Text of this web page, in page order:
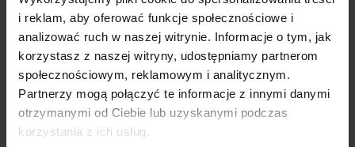
i reklam, aby oferować funkcje społecznościowe i
analizować ruch w naszej witrynie. Informacje o tym, jak
korzystasz z naszej witryny, udostępniamy partnerom
społecznościowym, reklamowym i analitycznym.
Partnerzy mogą połączyć te informacje z innymi danymi
otrzymanymi od Ciebie lub uzyskanymi podczas
korzystania z ich usług.
za pomocą przełącznika, pilota lub smartfona w opcji
wyposażonej w radiowy napęd elektryczny!
Jak zdecydować pomiędzy całkowitym zaciemnieniem
pomieszczenia, spowodowanegoroletami okiennymia
ciekawskimi spojrzeniami sąsiadów? To niezwykle
ciężki wybór. Wiemy, że niektóre rzeczy należy